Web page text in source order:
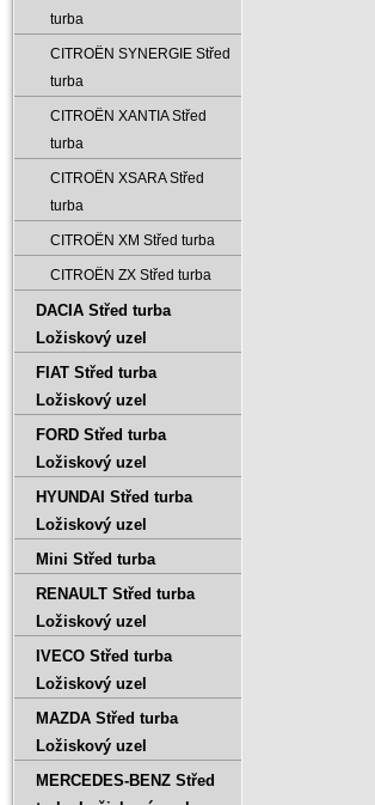
turba
CITROËN SYNERGIE Střed
turba
CITROËN XANTIA Střed
turba
CITROËN XSARA Střed
turba
CITROËN XM Střed turba
CITROËN ZX Střed turba
DACIA Střed turba
Ložiskový uzel
FIAT Střed turba
Ložiskový uzel
FORD Střed turba
Ložiskový uzel
HYUNDAI Střed turba
Ložiskový uzel
Mini Střed turba
RENAULT Střed turba
Ložiskový uzel
IVECO Střed turba
Ložiskový uzel
MAZDA Střed turba
Ložiskový uzel
MERCEDES-BENZ Střed